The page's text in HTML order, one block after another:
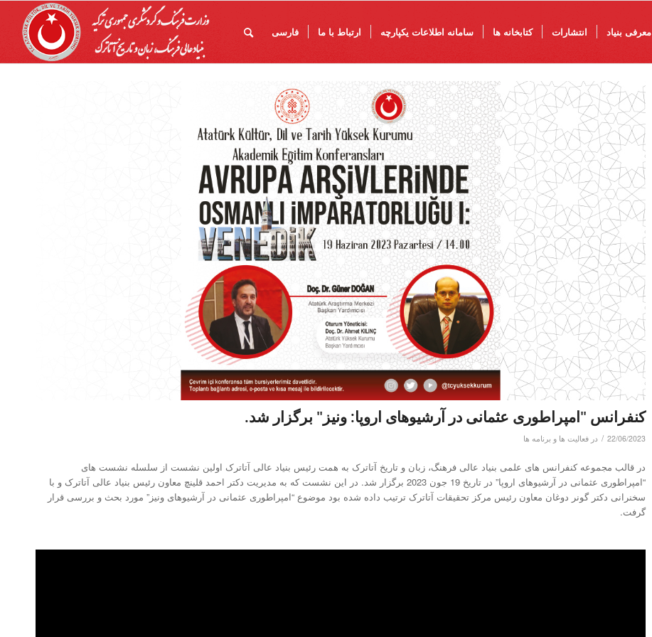
معرفی بنیاد انتشارات کتابخانه ها سامانه اطلاعات یکپارچه ارتباط با ما فارسی
کنفرانس "امپراطوری عثمانی در آرشیوهای اروپا: ونیز" برگزار شد.
22/06/2023
/ در فعالیت ها و برنامه ها
در قالب مجموعه کنفرانس های علمی بنیاد عالی فرهنگ، زبان و تاریخ آتاترک به همت رئیس بنیاد عالی آتاترک اولین نشست از سلسله نشست های
“امپراطوری عثمانی در آرشیوهای اروپا” در تاریخ 19 جون 2023 برگزار شد. در این نشست که به مدیریت دکتر احمد قلینچ معاون رئیس بنیاد عالی آتاترک و با
سخنرانی دکتر گونر دوغان معاون رئیس مرکز تحقیقات آتاترک ترتیب داده شده بود موضوع “امپراطوری عثمانی در آرشیوهای ونیز” مورد بحث و بررسی قرار
گرفت.